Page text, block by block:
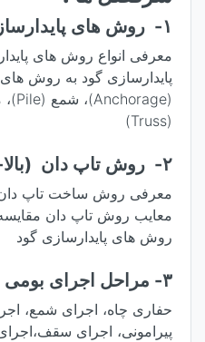
۱- روش های پایدارسازی گود
معرفی انواع روش های
(Truss)
۲- روش تاپ دان (بالا-پایین، Top Down)
معرفی روش ساخت تاپ دان
معایب روش تاپ دان
روش های پایدارسازی گود
۳- مراحل اجرای بومی این روش ( بالا-پایین )
حفاری چاه، اجرای شمع،
پیرامونی، اجرای